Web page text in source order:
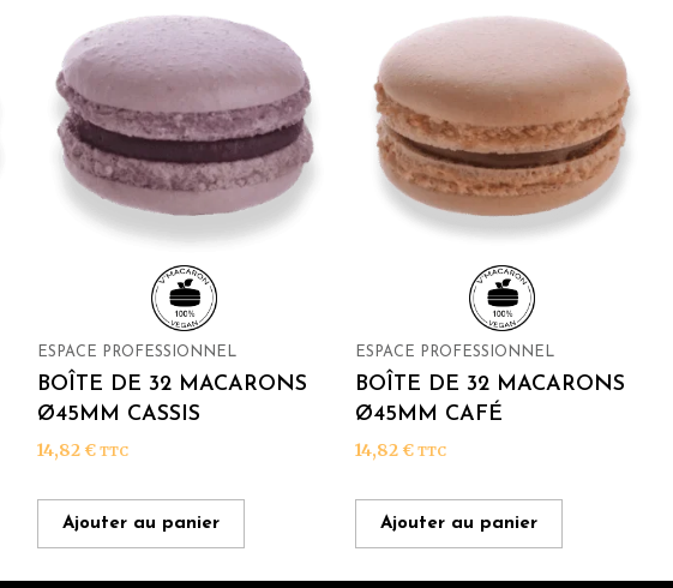
ESPACE PROFESSIONNEL
BOÎTE DE 32 MACARONS
Ø45MM CASSIS
14,82 € TTC
Ajouter au panier
ESPACE PROFESSIONNEL
BOÎTE DE 32 MACARONS
Ø45MM CAFÉ
14,82 € TTC
Ajouter au panier